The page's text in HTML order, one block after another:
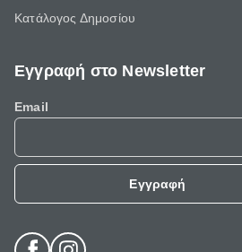
Κατάλογος Δημοσίου
Εγγραφή στο Newsletter
Email
Εγγραφή